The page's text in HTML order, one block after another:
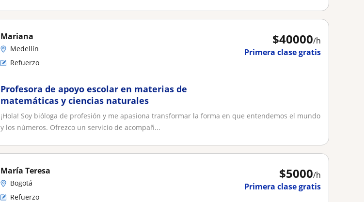
$40000/h
Primera clase gratis
Mariana
Medellín
Refuerzo
Profesora de apoyo escolar en materias de
matemáticas y ciencias naturales
¡Hola! Soy bióloga de profesión y me apasiona transformar la forma en que entendemos el mundo
y los números. Ofrezco un servicio de acompañ...
$5000/h
Primera clase gratis
María Teresa
Bogotá
Refuerzo